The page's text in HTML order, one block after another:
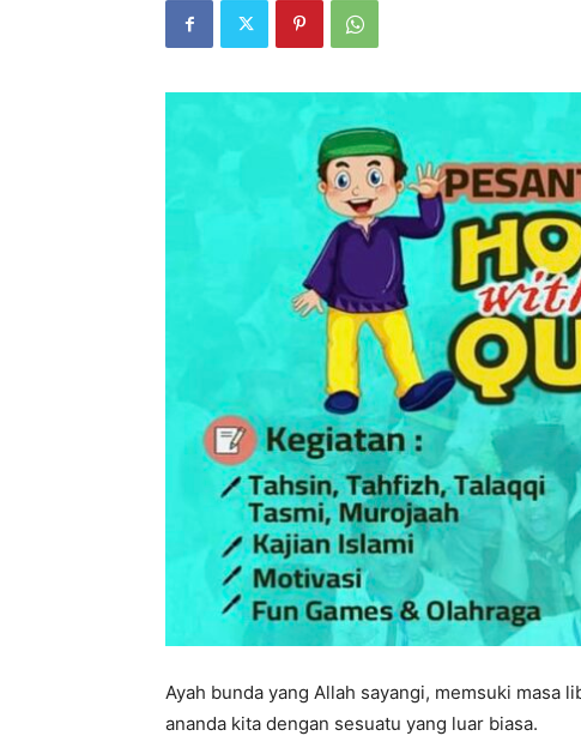
Ayah bunda yang Allah sayangi, memsuki masa
ananda kita dengan sesuatu yang luar biasa.